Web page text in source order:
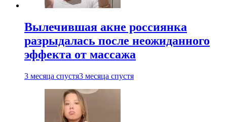
Вылечившая акне россиянка
разрыдалась после неожиданного
эффекта от массажа
3 месяца спустя3 месяца спустя